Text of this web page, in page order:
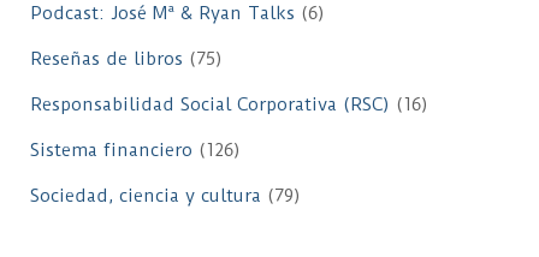
Podcast: José Mª & Ryan Talks (6)
Reseñas de libros (75)
Responsabilidad Social Corporativa (RSC) (16)
Sistema financiero (126)
Sociedad, ciencia y cultura (79)